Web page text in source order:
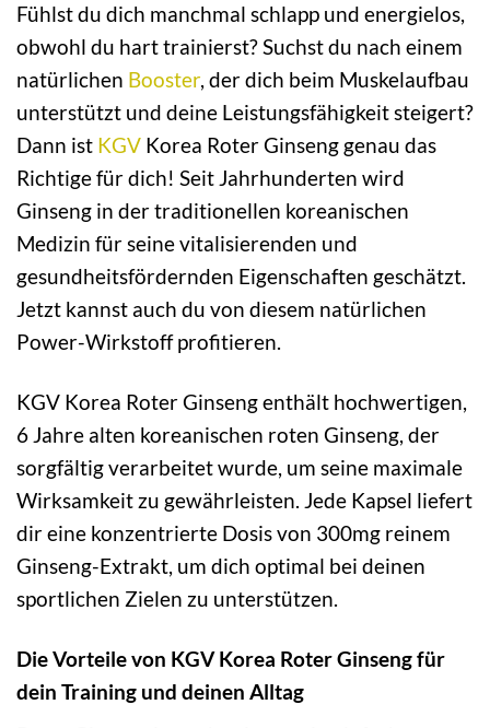
Fühlst du dich manchmal schlapp und energielos,
obwohl du hart trainierst? Suchst du nach einem
natürlichen Booster, der dich beim Muskelaufbau
unterstützt und deine Leistungsfähigkeit steigert?
Dann ist KGV Korea Roter Ginseng genau das
Richtige für dich! Seit Jahrhunderten wird
Ginseng in der traditionellen koreanischen
Medizin für seine vitalisierenden und
gesundheitsfördernden Eigenschaften geschätzt.
Jetzt kannst auch du von diesem natürlichen
Power-Wirkstoff profitieren.
KGV Korea Roter Ginseng enthält hochwertigen,
6 Jahre alten koreanischen roten Ginseng, der
sorgfältig verarbeitet wurde, um seine maximale
Wirksamkeit zu gewährleisten. Jede Kapsel liefert
dir eine konzentrierte Dosis von 300mg reinem
Ginseng-Extrakt, um dich optimal bei deinen
sportlichen Zielen zu unterstützen.
Die Vorteile von KGV Korea Roter Ginseng für
dein Training und deinen Alltag